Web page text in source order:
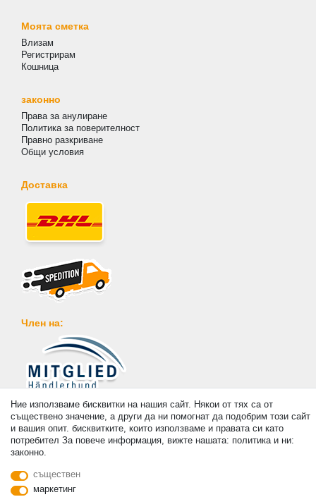
Моята сметка
Влизам
Регистрирам
Кошница
законно
Права за анулиране
Политика за поверителност
Правно разкриване
Общи условия
Доставка
Член на:
Плащане
© Copyright 2026 | Всички права запазени. - Prices incl. VAT. 19% VAT Basic prices see
Ние използваме бисквитки на нашия сайт. Някои от тях са от
съществено значение, а други да ни помогнат да подобрим този сайт
и вашия опит. бисквитките, които използваме и правата си като
потребител За повече информация, вижте нашата: политика и ни:
законно.
съществен
маркетинг